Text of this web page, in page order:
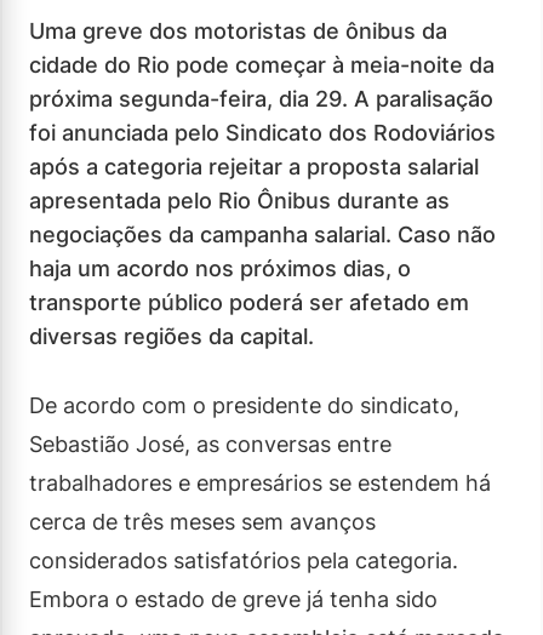
Uma greve dos motoristas de ônibus da
cidade do Rio pode começar à meia-noite da
próxima segunda-feira, dia 29. A paralisação
foi anunciada pelo Sindicato dos Rodoviários
após a categoria rejeitar a proposta salarial
apresentada pelo Rio Ônibus durante as
negociações da campanha salarial. Caso não
haja um acordo nos próximos dias, o
transporte público poderá ser afetado em
diversas regiões da capital.
De acordo com o presidente do sindicato,
Sebastião José, as conversas entre
trabalhadores e empresários se estendem há
cerca de três meses sem avanços
considerados satisfatórios pela categoria.
Embora o estado de greve já tenha sido